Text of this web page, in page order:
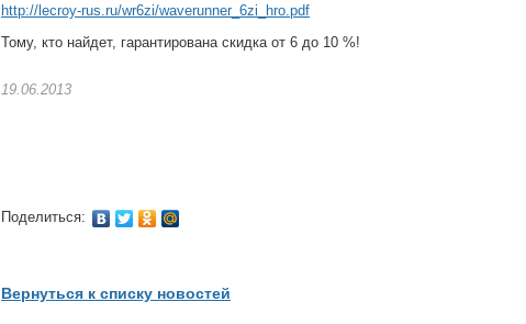
http://lecroy-rus.ru/wr6zi/waverunner_6zi_hro.pdf
Тому, кто найдет, гарантирована скидка от 6 до 10 %!
19.06.2013
Поделиться:
Вернуться к списку новостей